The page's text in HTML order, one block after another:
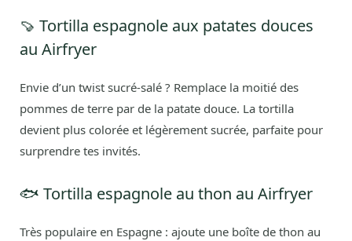
🍠 Tortilla espagnole aux patates douces
au Airfryer
Envie d’un twist sucré-salé ? Remplace la moitié des
pommes de terre par de la patate douce. La tortilla
devient plus colorée et légèrement sucrée, parfaite pour
surprendre tes invités.
🐟 Tortilla espagnole au thon au Airfryer
Très populaire en Espagne : ajoute une boîte de thon au